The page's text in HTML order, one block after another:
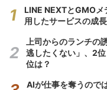
LINE NEXTとGMO
用したサービスの成
上司からのランチ
逃したくない」、2
位は？
AIが仕事を奪うので